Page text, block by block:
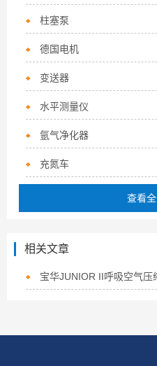
柱塞泵
德国电机
变送器
水平测量仪
氩气净化器
充氮车
查看
相关文章
宝华JUNIOR II呼吸空气